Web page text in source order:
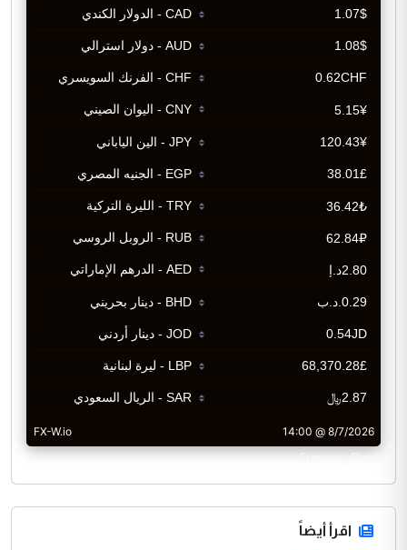
CurrencyRate
اقرأ أيضاً